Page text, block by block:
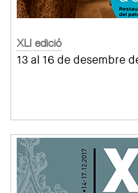
XLI edició
13 al 16 de desembre